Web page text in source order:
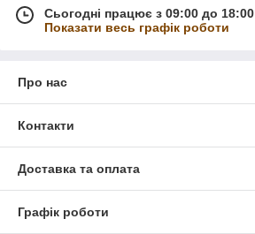
Сьогодні працює з 09:00 до 18:00
Показати весь графік роботи
Про нас
Контакти
Доставка та оплата
Графік роботи